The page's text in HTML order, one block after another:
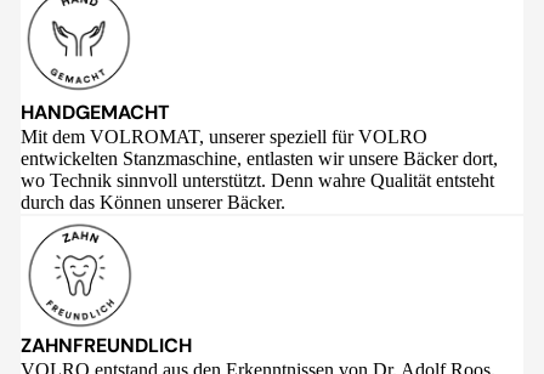
HANDGEMACHT
Mit dem VOLROMAT, unserer speziell für VOLRO
entwickelten Stanzmaschine, entlasten wir unsere Bäcker dort,
wo Technik sinnvoll unterstützt. Denn wahre Qualität entsteht
durch das Können unserer Bäcker.
ZAHNFREUNDLICH
VOLRO entstand aus den Erkenntnissen von Dr. Adolf Roos,